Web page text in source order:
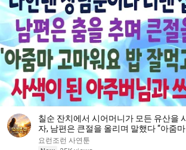
칠순 잔치에서 시어머니가 모든 유산을
자, 남편은 큰절을 올리며 말했다 “아줌마 고마워요 밥
잘먹고 갑니다ㅋ” 그 말에 시어머니는 쓰
요런조런 사연툰